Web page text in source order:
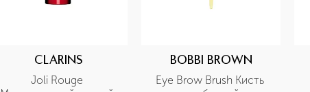
CLARINS
Joli Rouge
BOBBI BROWN
Eye Brow Brush Кисть